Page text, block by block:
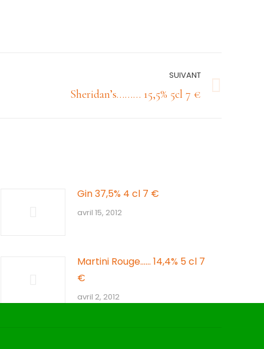
SUIVANT
Sheridan’s……… 15,5% 5cl 7 €
Gin 37,5% 4 cl 7 €
avril 15, 2012
Martini Rouge…… 14,4% 5 cl 7
€
avril 2, 2012